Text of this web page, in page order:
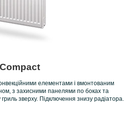
елементами і вмонтованим
з захисними панелями по боках та
зверху. Підключення знизу радіатора.